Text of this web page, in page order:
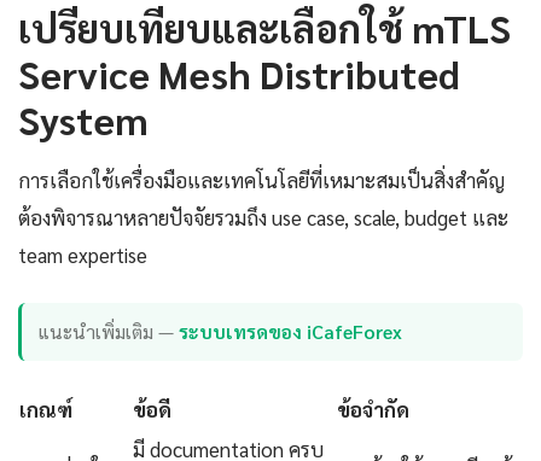
เปรียบเทียบและเลือกใช้ mTLS
Service Mesh Distributed
System
การเลือกใช้เครื่องมือและเทคโนโลยีที่เหมาะสมเป็นสิ่งสำคัญ
ต้องพิจารณาหลายปัจจัยรวมถึง use case, scale, budget และ
team expertise
แนะนำเพิ่มเติม —ระบบเทรดของ iCafeForex
เกณฑ์ ข้อดี ข้อจำกัด
มี documentation ครบ